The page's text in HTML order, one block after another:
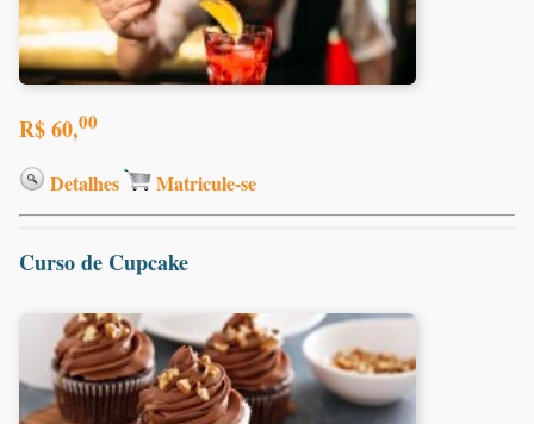
R$ 60,00
Detalhes Matricule-se
Curso de Cupcake